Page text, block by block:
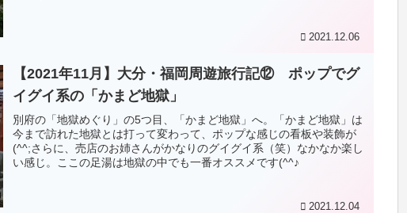
2021.12.06
【2021年11月】大分・福岡周遊旅行記⑫ ポップでグ
イグイ系の「かまど地獄」
別府の「地獄めぐり」の5つ目、「かまど地獄」へ。「かまど地獄」は
今まで訪れた地獄とは打って変わって、ポップな感じの看板や装飾が
(^^;さらに、売店のお姉さんがかなりのグイグイ系（笑）なかなか楽し
い感じ。ここの足湯は地獄の中でも一番オススメです(^^♪
2021.12.04